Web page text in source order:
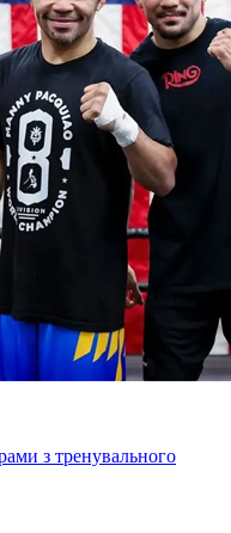
з тренувального